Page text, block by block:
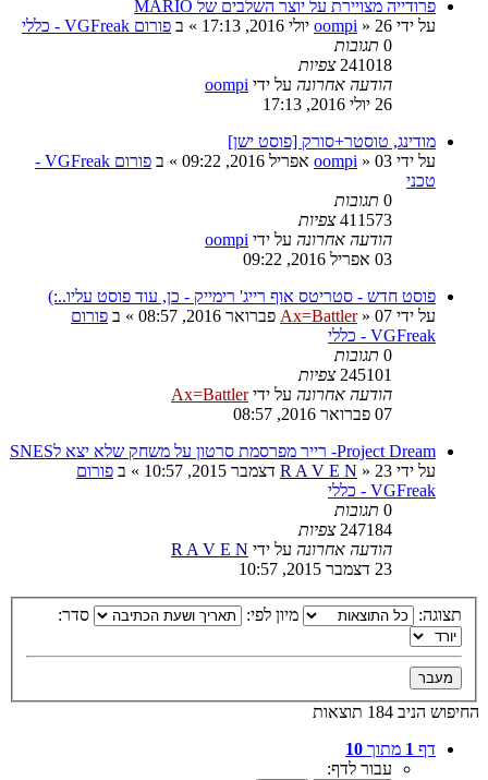
פרודייה מצויירת על יוצר השלבים של MARIO
על ידי
oompi » 26 יולי 2016, 17:13 » ב פורום VGFreak - כללי
0 תגובות
241018 צפיות
הודעה אחרונה על ידי oompi
26 יולי 2016, 17:13
מודינג, טוסטר+סורק [פוסט ישן]
על ידי
oompi » 03 אפריל 2016, 09:22 » ב
פורום VGFreak -
טכני
0 תגובות
411573 צפיות
הודעה אחרונה על ידי oompi
03 אפריל 2016, 09:22
פוסט חדש - סטריטס אוף רייג' רימייק - כן, עוד פוסט עליו..:)
על ידי
Ax=Battler» 07 פברואר 2016, 08:57 » ב פורום
VGFreak - כללי
0 תגובות
245101 צפיות
הודעה אחרונה על ידיAx=Battler
07 פברואר 2016, 08:57
Project Dream- רייר מפרסמת סרטון על משחק שלא יצא לSNES
על ידי
R A V E N » 23 דצמבר 2015, 10:57 » ב פורום
VGFreak - כללי
0 תגובות
247184 צפיות
הודעה אחרונה על ידי R A V E N
23 דצמבר 2015, 10:57
תצוגה: מיון לפי: סדר:
החיפוש הניב 184 תוצאות
דף 1 מתוך 10
עבור לדף: